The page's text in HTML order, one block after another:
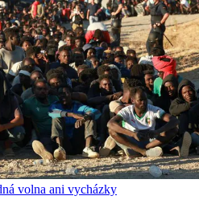
volna ani vycházky